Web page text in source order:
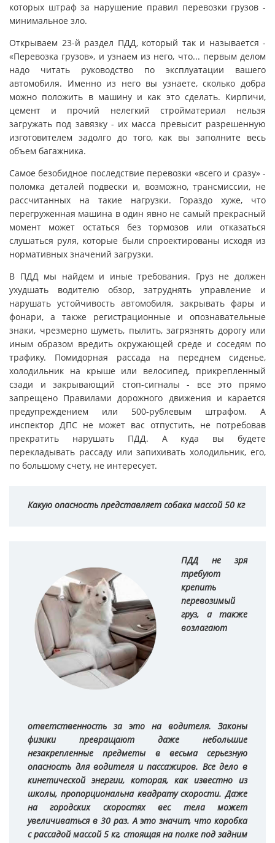
которых штраф за нарушение правил перевозки грузов -
минимальное зло.
Открываем 23-й раздел ПДД, который так и называется -
«Перевозка грузов», и узнаем из него, что... первым делом
надо читать руководство по эксплуатации вашего
автомобиля. Именно из него вы узнаете, сколько добра
можно положить в машину и как это сделать. Кирпичи,
цемент и прочий нелегкий стройматериал нельзя
загружать под завязку - их масса превысит разрешенную
изготовителем задолго до того, как вы заполните весь
объем багажника.
Самое безобидное последствие перевозки «всего и сразу» -
поломка деталей подвески и, возможно, трансмиссии, не
рассчитанных на такие нагрузки. Гораздо хуже, что
перегруженная машина в один явно не самый прекрасный
момент может остаться без тормозов или отказаться
слушаться руля, которые были спроектированы исходя из
нормативных значений загрузки.
В ПДД мы найдем и иные требования. Груз не должен
ухудшать водителю обзор, затруднять управление и
нарушать устойчивость автомобиля, закрывать фары и
фонари, а также регистрационные и опознавательные
знаки, чрезмерно шуметь, пылить, загрязнять дорогу или
иным образом вредить окружающей среде и соседям по
трафику. Помидорная рассада на переднем сиденье,
холодильник на крыше или велосипед, прикрепленный
сзади и закрывающий стоп-сигналы - все это прямо
запрещено Правилами дорожного движения и карается
предупреждением или 500-рублевым штрафом. А
инспектор ДПС не может вас отпустить, не потребовав
прекратить нарушать ПДД. А куда вы будете
перекладывать рассаду или запихивать холодильник, его,
по большому счету, не интересует.
Какую опасность представляет собака массой 50 кг
ПДД не зря
требуют
крепить
перевозимый
груз, а также
возлагают
ответственность за это на водителя. Законы
физики превращают даже небольшие
незакрепленные предметы в весьма серьезную
опасность для водителя и пассажиров. Все дело в
кинетической энергии, которая, как известно из
школы, пропорциональна квадрату скорости. Даже
на городских скоростях вес тела может
увеличиваться в 30 раз. А это значит, что коробка
с рассадой массой 5 кг, стоящая на полке под задним